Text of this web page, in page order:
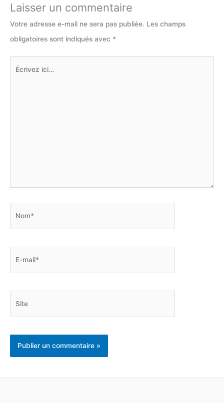
Laisser un commentaire
Votre adresse e-mail ne sera pas publiée. Les champs
obligatoires sont indiqués avec *